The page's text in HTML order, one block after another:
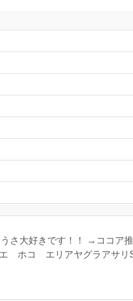
さ大好きです！！ →ココア
エリアヤグラアサリS